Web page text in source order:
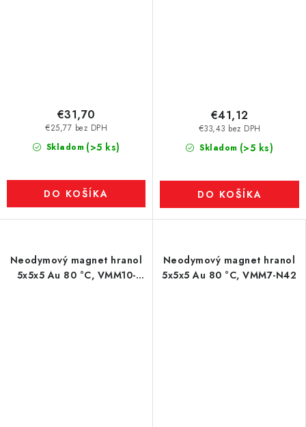
Skladom (>5 ks)
€25,77 bez DPH
€31,70
DO KOŠÍKA
Skladom (>5 ks)
€33,43 bez DPH
€41,12
DO KOŠÍKA
Neodymový magnet hranol
5x5x5 Au 80 °C, VMM10-
Neodymový magnet hranol
5x5x5 Au 80 °C, VMM7-N42